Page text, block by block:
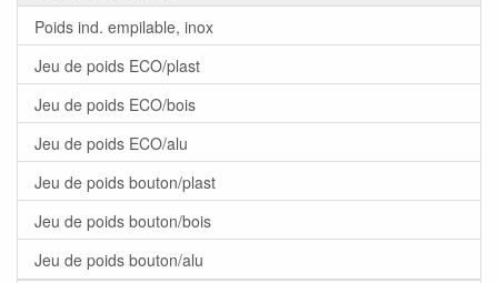
Poids ind. empilable, inox
Jeu de poids ECO/plast
Jeu de poids ECO/bois
Jeu de poids ECO/alu
Jeu de poids bouton/plast
Jeu de poids bouton/bois
Jeu de poids bouton/alu